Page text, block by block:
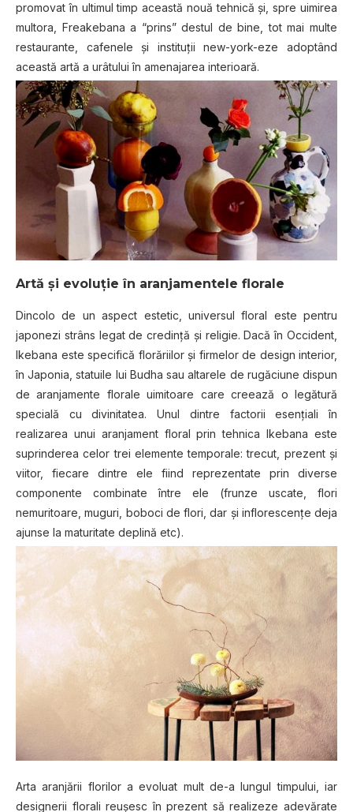
promovat în ultimul timp această nouă tehnică şi, spre uimirea
multora, Freakebana a “prins” destul de bine, tot mai multe
restaurante, cafenele şi instituţii new-york-eze adoptând
această artă a urâtului în amenajarea interioară.
Artă şi evoluţie în aranjamentele florale
Dincolo de un aspect estetic, universul floral este pentru
japonezi strâns legat de credinţă şi religie. Dacă în Occident,
Ikebana este specifică florăriilor şi firmelor de design interior,
în Japonia, statuile lui Budha sau altarele de rugăciune dispun
de aranjamente florale uimitoare care creează o legătură
specială cu divinitatea. Unul dintre factorii esenţiali în
realizarea unui aranjament floral prin tehnica Ikebana este
suprinderea celor trei elemente temporale: trecut, prezent şi
viitor, fiecare dintre ele fiind reprezentate prin diverse
componente combinate între ele (frunze uscate, flori
nemuritoare, muguri, boboci de flori, dar şi inflorescenţe deja
ajunse la maturitate deplină etc).
Arta aranjării florilor a evoluat mult de-a lungul timpului, iar
designerii florali reuşesc în prezent să realizeze adevărate